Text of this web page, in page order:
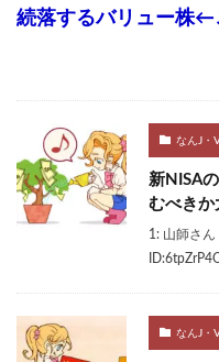
続落するバリュー株←
なんJ・
新NISA
むべきか
1: 山師さ
なんJ・